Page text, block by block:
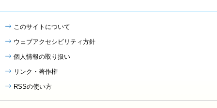
このサイトについて
ウェブアクセシビリティ方針
個人情報の取り扱い
リンク・著作権
RSSの使い方